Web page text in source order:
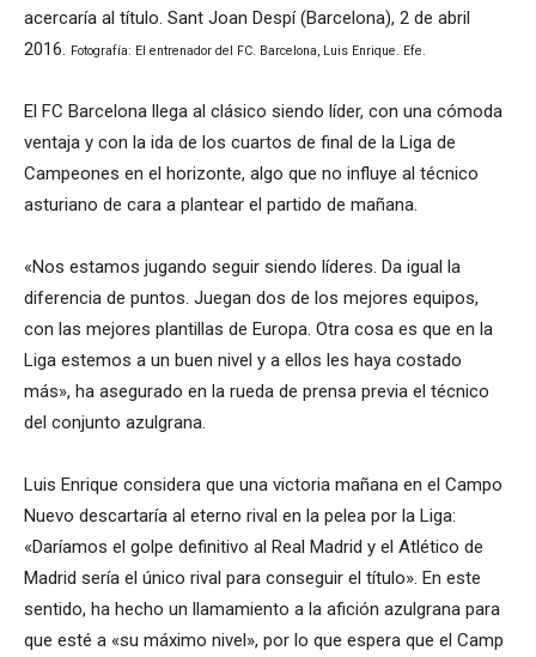
acercaría al título. Sant Joan Despí (Barcelona), 2 de abril
2016. Fotografía: El entrenador del FC. Barcelona, Luis Enrique. Efe.
El FC Barcelona llega al clásico siendo líder, con una cómoda
ventaja y con la ida de los cuartos de final de la Liga de
Campeones en el horizonte, algo que no influye al técnico
asturiano de cara a plantear el partido de mañana.
«Nos estamos jugando seguir siendo líderes. Da igual la
diferencia de puntos. Juegan dos de los mejores equipos,
con las mejores plantillas de Europa. Otra cosa es que en la
Liga estemos a un buen nivel y a ellos les haya costado
más», ha asegurado en la rueda de prensa previa el técnico
del conjunto azulgrana.
Luis Enrique considera que una victoria mañana en el Campo
Nuevo descartaría al eterno rival en la pelea por la Liga:
«Daríamos el golpe definitivo al Real Madrid y el Atlético de
Madrid sería el único rival para conseguir el título». En este
sentido, ha hecho un llamamiento a la afición azulgrana para
que esté a «su máximo nivel», por lo que espera que el Camp